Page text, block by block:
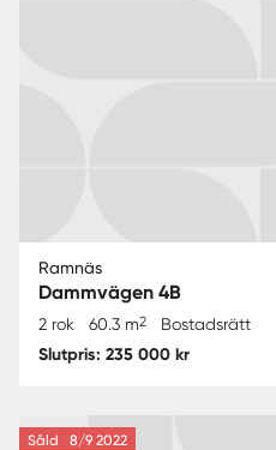
Ramnäs
Dammvägen 4B
2 rok 60.3 m2 Bostadsrätt
Slutpris: 235 000 kr
Såld 8/9 2022